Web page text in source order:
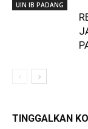
UIN IB PADANG
TINGGALKAN